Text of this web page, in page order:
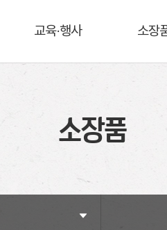
교육·행사 소장
소장품